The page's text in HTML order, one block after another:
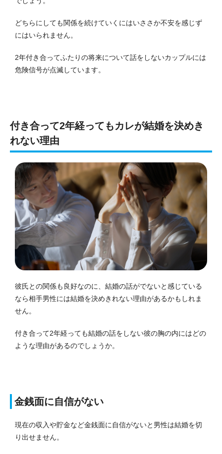
どちらにしても関係を続けていくにはいささか不安を感じず
にはいられません。
2年付き合ってふたりの将来について話をしないカップルには
危険信号が点滅しています。
付き合って2年経ってもカレが結婚を決めき
れない理由
彼氏との関係も良好なのに、結婚の話がでないと感じている
なら相手男性には結婚を決めきれない理由があるかもしれま
せん。
付き合って2年経っても結婚の話をしない彼の胸の内にはどの
ような理由があるのでしょうか。
金銭面に自信がない
現在の収入や貯金など金銭面に自信がないと男性は結婚を切
り出せません。